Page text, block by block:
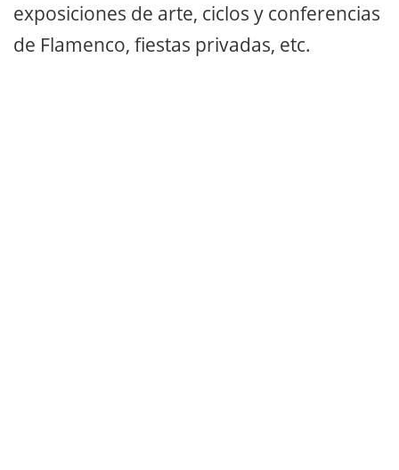
exposiciones de arte, ciclos y conferencias
de Flamenco, fiestas privadas, etc.